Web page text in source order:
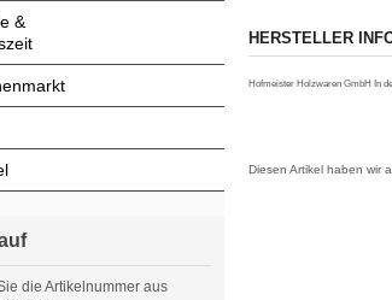
HERSTELLER
Hofmeister Holzwaren GmbH In
Diesen Artikel haben wir
&
die Artikelnummer aus